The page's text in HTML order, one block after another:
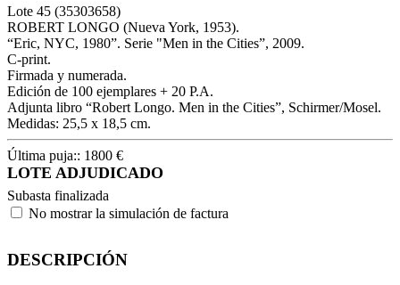
Lote 45 (35303658)
ROBERT LONGO (Nueva York, 1953).
“Eric, NYC, 1980”. Serie "Men in the Cities”, 2009.
C-print.
Firmada y numerada.
Edición de 100 ejemplares + 20 P.A.
Adjunta libro “Robert Longo. Men in the Cities”, Schirmer/Mosel.
Medidas: 25,5 x 18,5 cm.
Última puja:: 1800 €
LOTE ADJUDICADO
Subasta finalizada
No mostrar la simulación de factura
DESCRIPCIÓN